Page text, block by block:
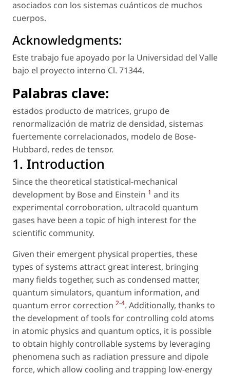
asociados con los sistemas cuánticos de muchos
cuerpos.
Acknowledgments:
Este trabajo fue apoyado por la Universidad del Valle
bajo el proyecto interno Cl. 71344.
Palabras clave:
estados producto de matrices, grupo de
renormalización de matriz de densidad, sistemas
fuertemente correlacionados, modelo de Bose-
Hubbard, redes de tensor.
1. Introduction
Since the theoretical statistical-mechanical
development by Bose and Einstein 1 and its
experimental corroboration, ultracold quantum
gases have been a topic of high interest for the
scientific community.
Given their emergent physical properties, these
types of systems attract great interest, bringing
many fields together, such as condensed matter,
quantum simulators, quantum information, and
quantum error correction 2-4. Additionally, thanks to
the development of tools for controlling cold atoms
in atomic physics and quantum optics, it is possible
to obtain highly controllable systems by leveraging
phenomena such as radiation pressure and dipole
force, which allow cooling and trapping low-energy